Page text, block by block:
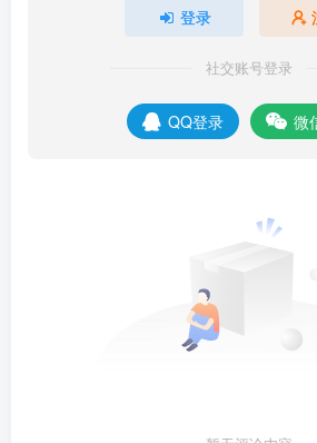
登录
社交账号登录
QQ登录 微